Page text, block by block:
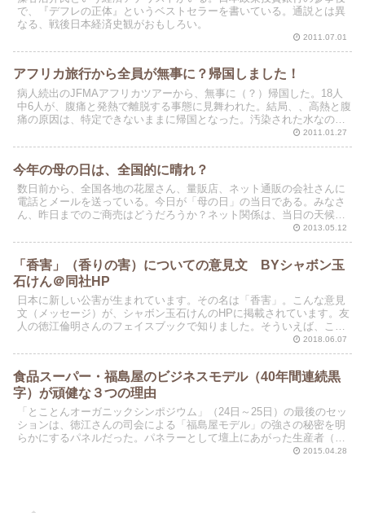
で、『デフレの正体』というベストセラーを書いている。通説とは異
なる、戦後日本経済史観がおもしろい。
2011.07.01
アフリカ旅行から全員が無事に？帰国しました！
病人続出のJFMAアフリカツアーから、無事に（？）帰国した。18人
中6人が、腹痛と発熱で離脱する事態に見舞われた。結局、、高熱と腹
痛の原因は、特定できないままに帰国となった。汚染された水なの
2011.01.27
今年の母の日は、全国的に晴れ？
数日前から、全国各地の花屋さん、量販店、ネット通販の会社さんに
電話とメールを送っている。今日が「母の日」の当日である。みなさ
ん、昨日までのご商売はどうだろうか？ネット関係は、当日の天候に
それほど左右されないが、実店舗はその影響をもろに受ける...2013.05.12
「香害」（香りの害）についての意見文 BYシャボン玉
石けん＠同社HP
日本に新しい公害が生まれています。その名は「香害」。こんな意見
文（メッセージ）が、シャボン玉石けんのHPに掲載されています。友
人の徳江倫明さんのフェイスブックで知りました。そういえば、この
頃、電車に乗ったり、町をふらふら歩いているときに、強... 2018.06.07
食品スーパー・福島屋のビジネスモデル（40年間連続黒
字）が頑健な３つの理由
「とことんオーガニックシンポジウム」（24日～25日）の最後のセッ
ションは、徳江さんの司会による「福島屋モデル」の強さの秘密を明
らかにするパネルだった。パネラーとして壇上にあがった生産者（副
2015.04.28